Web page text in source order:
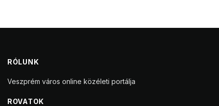
RÓLUNK
Veszprém város online közéleti portálja
ROVATOK